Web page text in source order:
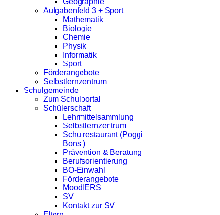
Geographie
Aufgabenfeld 3 + Sport
Mathematik
Biologie
Chemie
Physik
Informatik
Sport
Förderangebote
Selbstlernzentrum
Schulgemeinde
Zum Schulportal
Schülerschaft
Lehrmittelsammlung
Selbstlernzentrum
Schulrestaurant (Poggi
Bonsi)
Prävention & Beratung
Berufsorientierung
BO-Einwahl
Förderangebote
MoodlERS
SV
Kontakt zur SV